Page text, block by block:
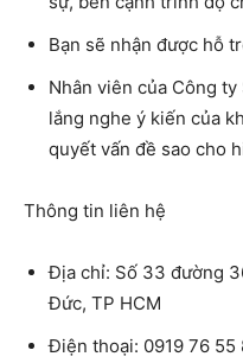
Bạn sẽ nhận được hỗ
Nhân viên của Công ty
lắng nghe ý kiến ​​của
quyết vấn đề sao cho
Thông tin liên hệ
Địa chỉ: Số 33 đường
Đức, TP HCM
Điện thoại: 0919 76 55